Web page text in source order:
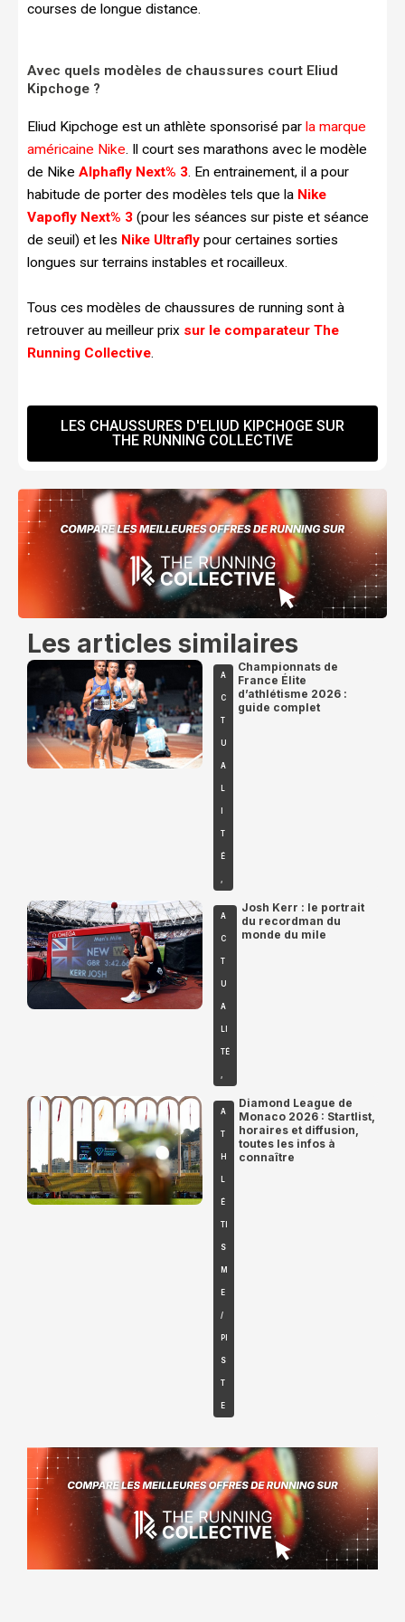
courses de longue distance.
Avec quels modèles de chaussures court Eliud
Kipchoge ?
Eliud Kipchoge est un athlète sponsorisé par la marque
américaine Nike. Il court ses marathons avec le modèle
de Nike Alphafly Next% 3. En entrainement, il a pour
habitude de porter des modèles tels que la Nike
Vapofly Next% 3 (pour les séances sur piste et séance
de seuil) et les Nike Ultrafly pour certaines sorties
longues sur terrains instables et rocailleux.
Tous ces modèles de chaussures de running sont à
retrouver au meilleur prix sur le comparateur The
Running Collective.
LES CHAUSSURES D'ELIUD KIPCHOGE SUR
THE RUNNING COLLECTIVE
Les articles similaires
A
C
T
U
A
T
É
Championnats de
France Élite
d’athlétisme 2026 :
guide complet
A
C
T
U
A
TÉ
Josh Kerr : le portrait
du recordman du
monde du mile
A
T
H
É
TI
S
M
E
/
PI
S
T
E
Diamond League de
Monaco 2026 : Startlist,
horaires et diffusion,
toutes les infos à
connaître